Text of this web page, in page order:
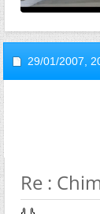
29/01/2007,
Re :